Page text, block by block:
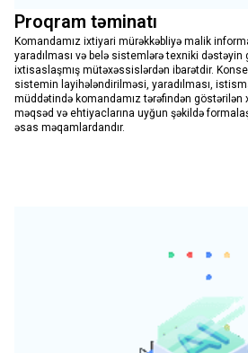
Proqram təminatı
Komandamız ixtiyari mürəkkəbliyə malik
yaradılması və belə sistemlərə texniki
ixtisaslaşmış mütəxəssislərdən ibarətdir.
sistemin layihələndirilməsi, yaradılması,
müddətində komandamız tərəfindən göstərilən
məqsəd və ehtiyaclarına uyğun şəkildə
əsas məqamlardandır.